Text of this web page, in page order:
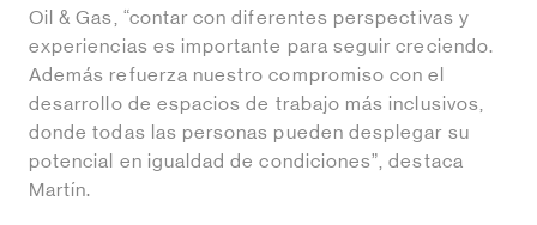
Oil & Gas, “contar con diferentes perspectivas y
experiencias es importante para seguir creciendo.
Además refuerza nuestro compromiso con el
desarrollo de espacios de trabajo más inclusivos,
donde todas las personas pueden desplegar su
potencial en igualdad de condiciones”, destaca
Martín.